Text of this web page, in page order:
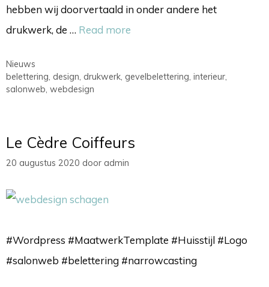
hebben wij doorvertaald in onder andere het
drukwerk, de … Read more
Categorieën
Nieuws
Tags
belettering, design, drukwerk, gevelbelettering, interieur,
salonweb, webdesign
Le Cèdre Coiffeurs
20 augustus 2020 door admin
#Wordpress #MaatwerkTemplate #Huisstijl #Logo
#salonweb #belettering #narrowcasting